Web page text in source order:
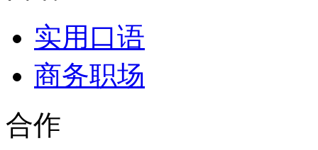
实用口语
商务职场
合作